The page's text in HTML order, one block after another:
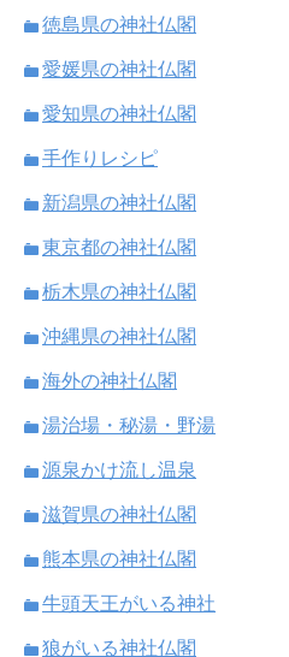
徳島県の神社仏閣
愛媛県の神社仏閣
愛知県の神社仏閣
手作りレシピ
新潟県の神社仏閣
東京都の神社仏閣
栃木県の神社仏閣
沖縄県の神社仏閣
海外の神社仏閣
湯治場・秘湯・野湯
源泉かけ流し温泉
滋賀県の神社仏閣
熊本県の神社仏閣
牛頭天王がいる神社
狼がいる神社仏閣